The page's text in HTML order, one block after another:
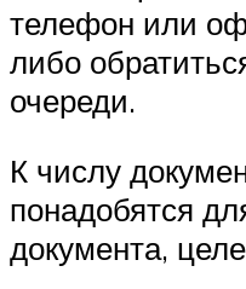
телефон или
либо
очереди.
К числу
понадобятся
документа,